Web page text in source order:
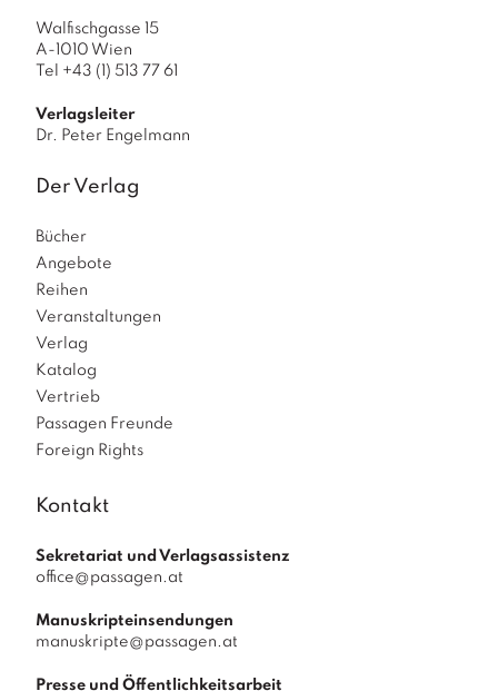
Walfischgasse 15
A-1010 Wien
Tel +43 (1) 513 77 61
Verlagsleiter
Dr. Peter Engelmann
Der Verlag
Bücher
Angebote
Reihen
Veranstaltungen
Verlag
Katalog
Vertrieb
Passagen Freunde
Foreign Rights
Kontakt
Sekretariat und Verlagsassistenz
office@passagen.at
Manuskripteinsendungen
manuskripte@passagen.at
Presse und Öffentlichkeitsarbeit